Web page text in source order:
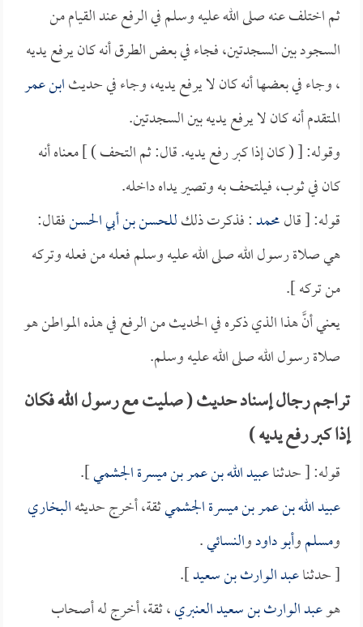
ثم اختلف عنه صلى الله عليه وسلم في الرفع عند القيام من
السجود بين السجدتين، فجاء في بعض الطرق أنه كان يرفع يديه
، وجاء في بعضها أنه كان لا يرفع يديه، وجاء في حديثابن عمر
المتقدم أنه كان لا يرفع يديه بين السجدتين.
وقوله: [ ( كان إذا كبر رفع يديه. قال: ثم التحف ) ] معناه أنه
كان في ثوب، فيلتحف به وتصير يداه داخله.
قوله: [ قالمحمد: فذكرت ذلكللحسن بن أبي الحسنفقال:
هي صلاة رسول الله صلى الله عليه وسلم فعله من فعله وتركه
من تركه ].
يعني أنَّ هذا الذي ذكره في الحديث من الرفع في هذه المواطن هو
صلاة رسول الله صلى الله عليه وسلم.
تراجم رجال إسناد حديث ( صليت مع رسول الله فكان
إذا كبر رفع يديه )
قوله: [ حدثناعبيد الله بن عمر بن ميسرة الجشمي].
عبيد الله بن عمر بن ميسرة الجشميثقة، أخرج حديثهالبخاري
ومسلموأبو داودوالنسائي.
[ حدثناعبد الوارث بن سعيد].
هوعبد الوارث بن سعيد العنبري، ثقة، أخرج له أصحاب